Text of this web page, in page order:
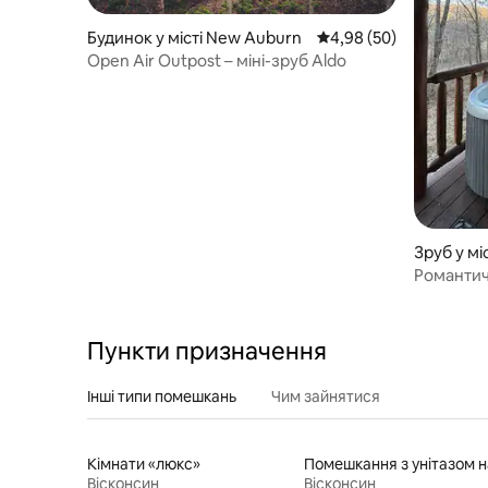
Будинок у місті New Auburn Середня оцінка: 4,98
4,98 (50)
Open Air Outpost – міні-зруб Aldo
Зруб у
Пункти призначення
Інші типи помешкань Чим зайнятися
Кімнати «люкс»
Вісконсин
Вісконсин